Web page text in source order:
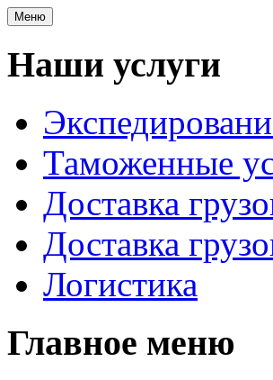
Меню
Наши услуги
Таможенные
Доставка
Доставка
Логистика
Главное меню